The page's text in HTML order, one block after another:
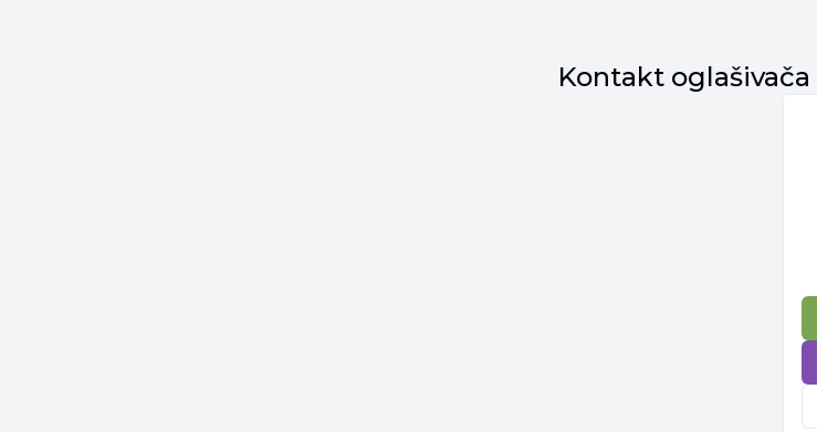
Kontakt oglašivača